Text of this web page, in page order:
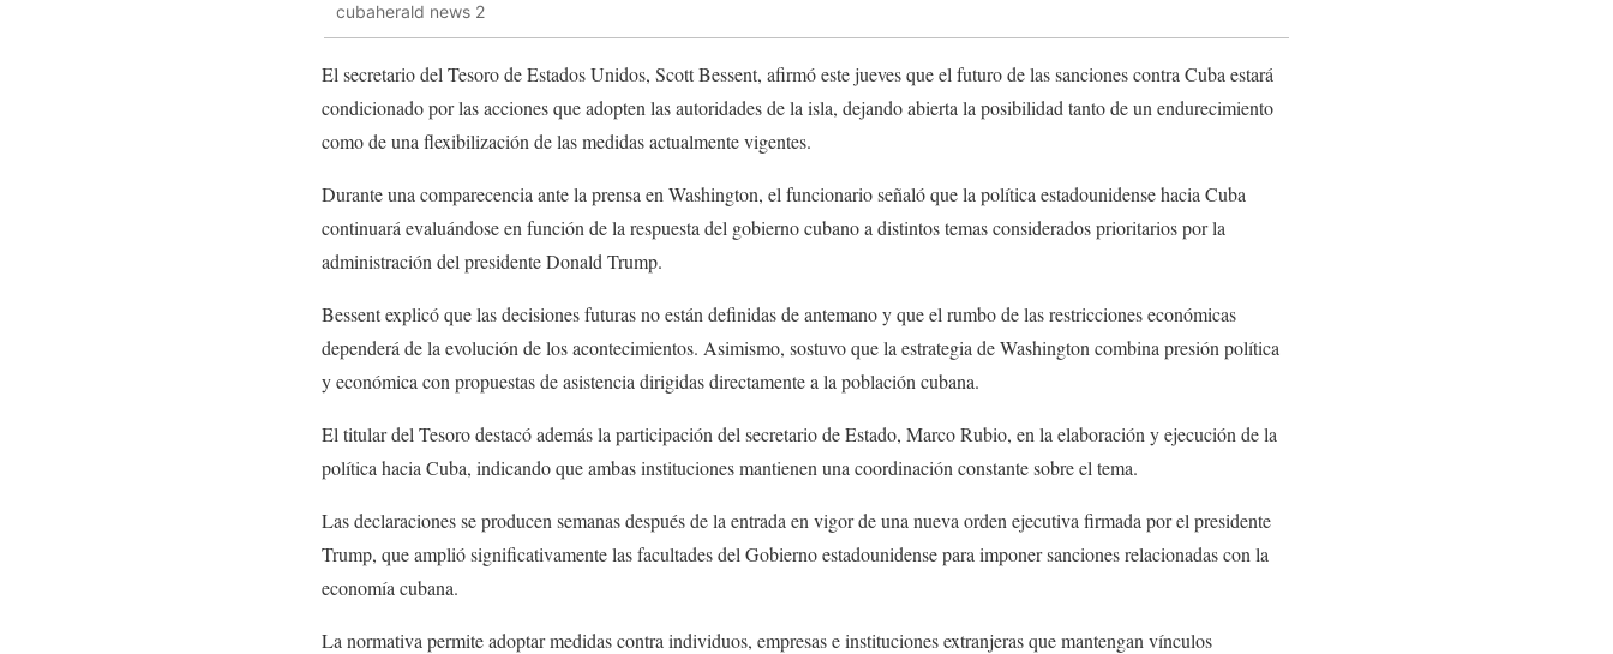
cubaherald news 2
El secretario del Tesoro de Estados Unidos, Scott Bessent, afirmó este jueves que el futuro de las sanciones contra Cuba estará
condicionado por las acciones que adopten las autoridades de la isla, dejando abierta la posibilidad tanto de un endurecimiento
como de una flexibilización de las medidas actualmente vigentes.
Durante una comparecencia ante la prensa en Washington, el funcionario señaló que la política estadounidense hacia Cuba
continuará evaluándose en función de la respuesta del gobierno cubano a distintos temas considerados prioritarios por la
administración del presidente Donald Trump.
Bessent explicó que las decisiones futuras no están definidas de antemano y que el rumbo de las restricciones económicas
dependerá de la evolución de los acontecimientos. Asimismo, sostuvo que la estrategia de Washington combina presión política
y económica con propuestas de asistencia dirigidas directamente a la población cubana.
El titular del Tesoro destacó además la participación del secretario de Estado, Marco Rubio, en la elaboración y ejecución de la
política hacia Cuba, indicando que ambas instituciones mantienen una coordinación constante sobre el tema.
Las declaraciones se producen semanas después de la entrada en vigor de una nueva orden ejecutiva firmada por el presidente
Trump, que amplió significativamente las facultades del Gobierno estadounidense para imponer sanciones relacionadas con la
economía cubana.
La normativa permite adoptar medidas contra individuos, empresas e instituciones extranjeras que mantengan vínculos